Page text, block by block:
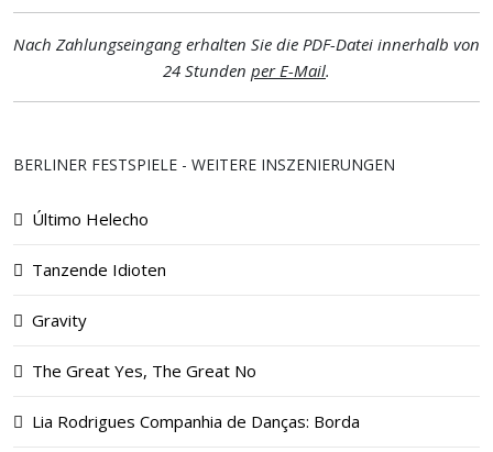
Nach Zahlungseingang erhalten Sie die PDF-Datei innerhalb von
24 Stunden per E-Mail.
BERLINER FESTSPIELE - WEITERE INSZENIERUNGEN
Último Helecho
Tanzende Idioten
Gravity
The Great Yes, The Great No
Lia Rodrigues Companhia de Danças: Borda